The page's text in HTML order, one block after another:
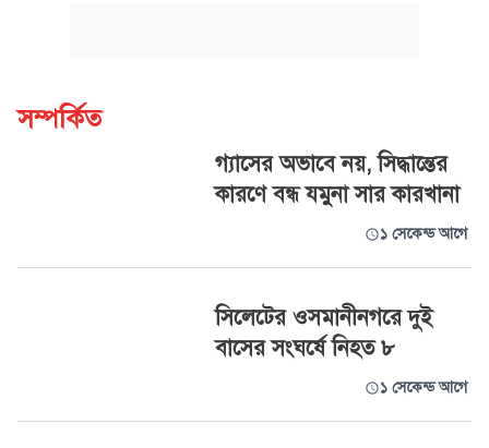
সম্পর্কিত
গ্যাসের অভাবে নয়, সিদ্ধান্তের
কারণে বন্ধ যমুনা সার কারখানা
১ সেকেন্ড আগে
সিলেটের ওসমানীনগরে দুই
বাসের সংঘর্ষে নিহত ৮
১ সেকেন্ড আগে